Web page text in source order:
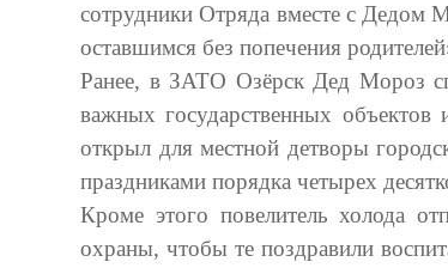
сотрудники Отряда вместе с Дедом
оставшимся без попечения
Ранее, в ЗАТО Озёрск Дед Мороз
важных государственных объектов
открыл для местной детворы
праздниками порядка четырех
Кроме этого повелитель холода
охраны, чтобы те поздравили